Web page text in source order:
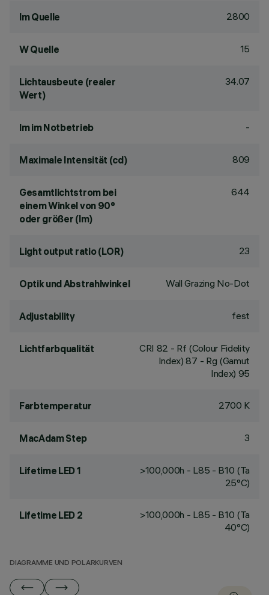
lm Quelle 2800
W Quelle 15
Lichtausbeute (realer
Wert)
34.07
lm im Notbetrieb -
Maximale Intensität (cd) 809
Gesamtlichtstrom bei
einem Winkel von 90°
oder größer (lm)
644
Light output ratio (LOR) 23
Optik und Abstrahlwinkel Wall Grazing No-Dot
Adjustability fest
Lichtfarbqualität CRI 82 - Rf (Colour Fidelity
Index) 87 - Rg (Gamut
Index) 95
Farbtemperatur 2700 K
MacAdam Step 3
Lifetime LED 1
>100,000h - L85 - B10 (Ta
25°C)
Lifetime LED 2
>100,000h - L85 - B10 (Ta
40°C)
DIAGRAMME UND POLARKURVEN